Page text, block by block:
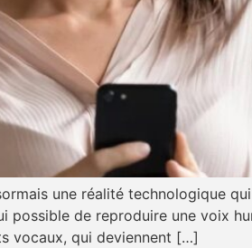
une réalité technologique qui
possible de reproduire une voix
vocaux, qui deviennent […]